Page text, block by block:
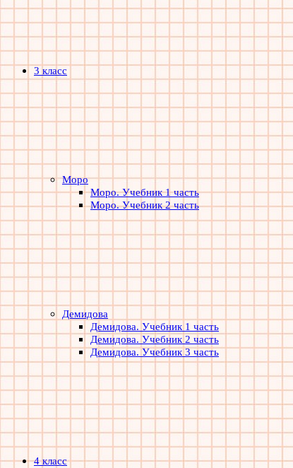
3 класс
Моро
Моро. Учебник 1 часть
Моро. Учебник 2 часть
Демидова
Демидова. Учебник 1 часть
Демидова. Учебник 2 часть
Демидова. Учебник 3 часть
4 класс